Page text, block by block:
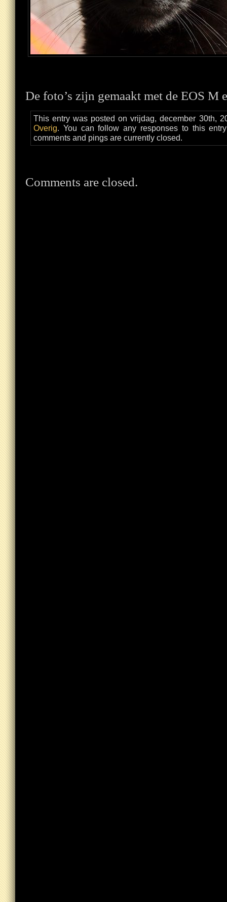
De foto’s zijn gemaakt met de EOS M
This entry was posted on vrijdag, december 30th,
Overig. You can follow any responses to this
comments and pings are currently closed.
Comments are closed.